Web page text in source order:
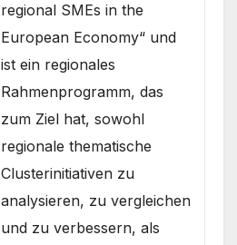
regional SMEs in the
European Economy“ und
ist ein regionales
Rahmenprogramm, das
zum Ziel hat, sowohl
regionale thematische
Clusterinitiativen zu
analysieren, zu vergleichen
und zu verbessern, als